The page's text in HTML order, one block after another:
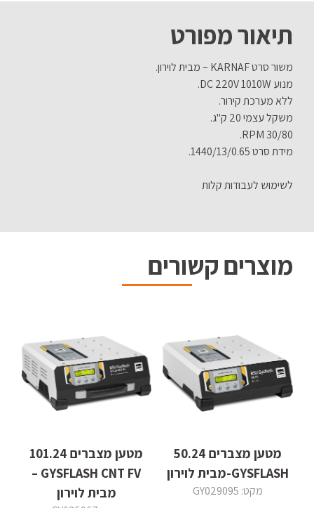
תיאור מפורט
משור סרט KARNAF – מבית לוירון.
מנוע DC 220V 1010W.
ללא מערכת קירור.
משקל עצמי 20 ק"ג.
RPM 30/80.
מידת סרט 1440/13/0.65.
לשימוש לעבודות קלות
מוצרים קשורים
מטען מצברים 50.24
GYSFLASH-מבית לוירון
מקט: GY029095
מטען מצברים 101.24
GYSFLASH CNT FV –
מבית לוירון